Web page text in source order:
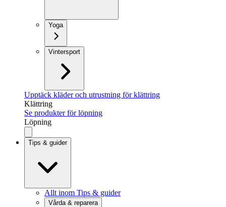
Yoga
Vintersport
Upptäck kläder och utrustning för klättring
Klättring
Se produkter för löpning
Löpning
Tips & guider
Allt inom Tips & guider
Vårda & reparera